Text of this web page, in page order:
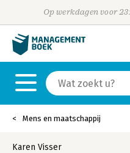
Op werkdagen voor
Mens en maatschappij
Karen Visser